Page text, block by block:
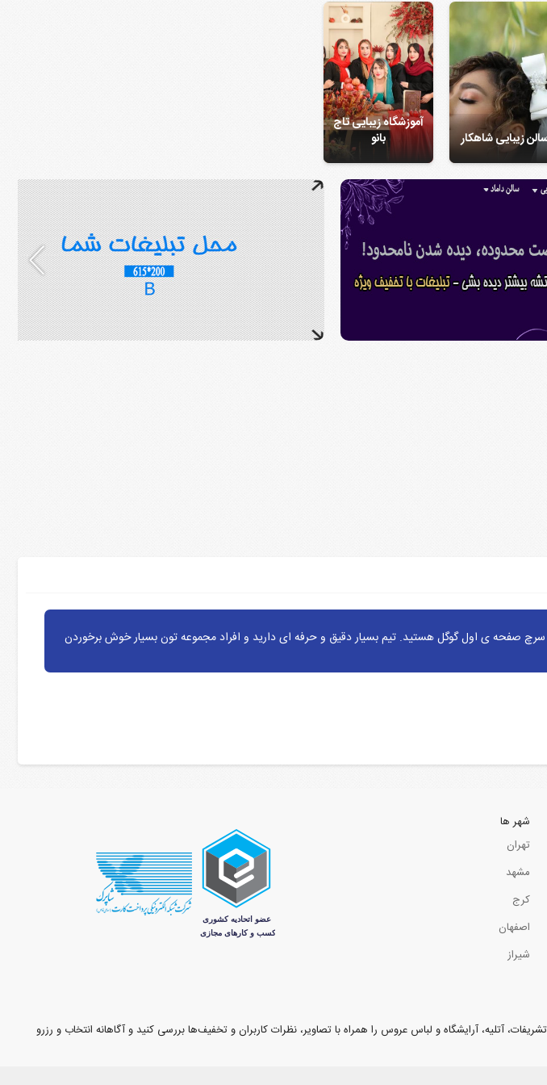
زیبایی شاهکار
آموزشگاه زیبایی تاج
بانو
صفحه ی اول گوگل هستید. تیم بسیار دقیق و حرفه ای دارید و افراد مجموعه تون بسیار خوش برخوردن
شهر ها
تهران
مشهد
کرج
اصفهان
شیراز
آتلیه، آرایشگاه و لباس عروس را همراه با تصاویر، نظرات کاربران و تخفیف‌ها بررسی کنید و آگاهانه انتخاب و رزرو